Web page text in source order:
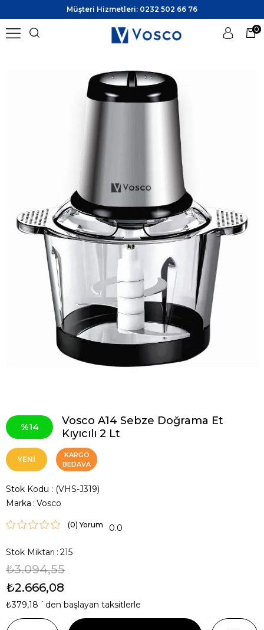
Müşteri Hizmetleri: 0232 502 66 76
Üye Girişi Üye Ol
0
14
Vosco A14 Sebze Doğrama Et
Kıyıcılı 2 Lt
YENI
KARGO
BEDAVA
Stok Kodu
(VHS-J319)
Marka : Vosco
(0) 0.0
Stok Miktarı : 215
₺3.094,55
₺2.666,08
₺379,18 `den başlayan taksitlerle